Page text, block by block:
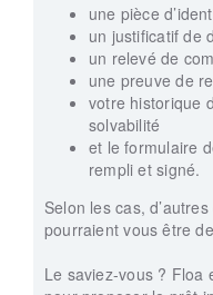
une pièce
un justificatif de
un relevé de
une preuve de
votre historique
solvabilité
et le formulaire
rempli et signé.
Selon les cas,
pourraient vous être
Le saviez-vous ? Floa